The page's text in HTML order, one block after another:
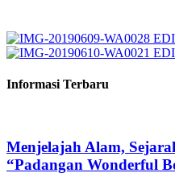
Informasi Terbaru
Menjelajah Alam,
“Padangan Wonderful